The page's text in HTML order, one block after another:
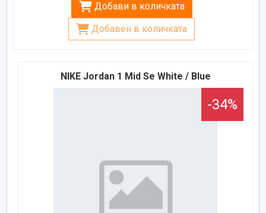
Добави в количката
Добавен в количката
NIKE Jordan 1 Mid Se White / Blue
-34%